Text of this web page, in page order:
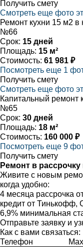
Получить смету
Смотреть еще фото
Ремонт кухни 15 м2 в
№66
Срок: 15 дней
Площадь: 15 м²
Стоимость: 61 981 ₽
Посмотреть еще 1
Получить смету
Смотреть еще фото
Капитальный ремонт
№65
Срок: 30 дней
Площадь: 18 м²
Стоимость: 160 000 ₽
Посмотреть еще 9
Получить смету
Ремонт в рассрочку
Живите с новым
когда удобно:
4 месяца рассрочка
кредит от Тинькофф,
6,9% минимальная
Отправьте заявку и
Как с вами связаться:
Телефон
Max